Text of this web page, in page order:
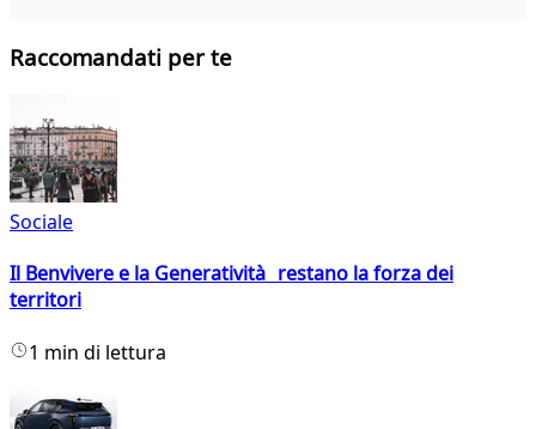
Raccomandati per te
Sociale
Il Benvivere e la Generatività restano la forza dei
territori
1 min di lettura